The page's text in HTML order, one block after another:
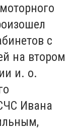
с
на втором
и. о.
Ивана